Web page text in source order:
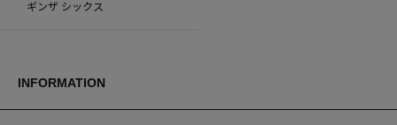
ギンザ シックス
INFORMATION